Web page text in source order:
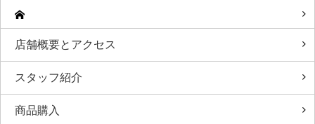
店舗概要とアクセス
スタッフ紹介
商品購入